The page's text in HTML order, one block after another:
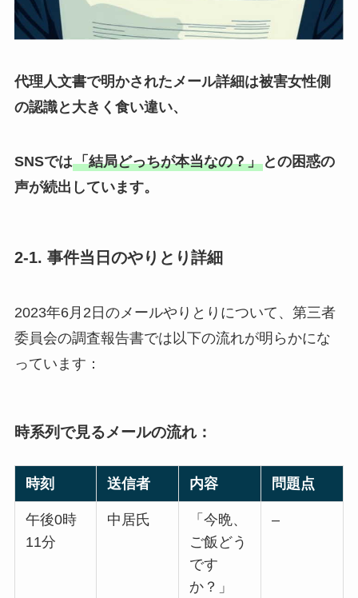
代理人文書で明かされたメール詳細は被害女性側
の認識と大きく食い違い、
SNSでは「結局どっちが本当なの？」との困惑の
声が続出しています。
2-1. 事件当日のやりとり詳細
2023年6月2日のメールやりとりについて、第三者
委員会の調査報告書では以下の流れが明らかにな
っています：
時系列で見るメールの流れ：
時刻 送信者 内容 問題点
午後0時
11分
中居氏
「今晩、
ご飯どう
です
か？」
–